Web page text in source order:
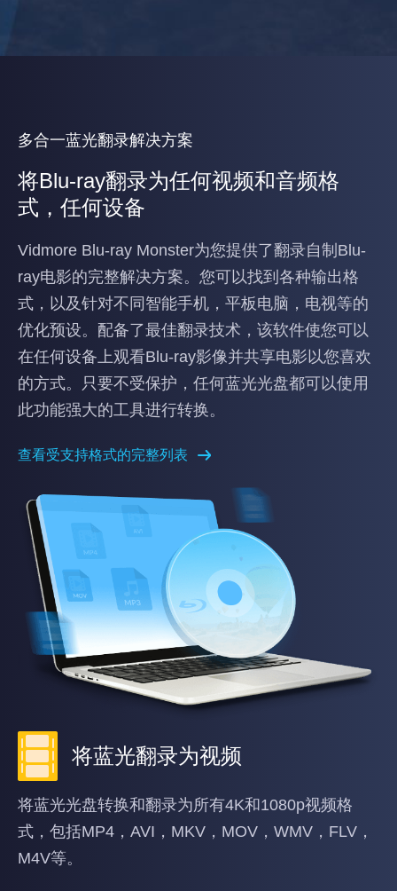
多合一蓝光翻录解决方案
将Blu-ray翻录为任何视频和音频格
式，任何设备
Vidmore Blu-ray Monster为您提供了翻录自制Blu-
ray电影的完整解决方案。您可以找到各种输出格
式，以及针对不同智能手机，平板电脑，电视等的
优化预设。配备了最佳翻录技术，该软件使您可以
在任何设备上观看Blu-ray影像并共享电影以您喜欢
的方式。只要不受保护，任何蓝光光盘都可以使用
此功能强大的工具进行转换。
查看受支持格式的完整列表
将蓝光翻录为视频
将蓝光光盘转换和翻录为所有4K和1080p视频格
式，包括MP4，AVI，MKV，MOV，WMV，FLV，
M4V等。